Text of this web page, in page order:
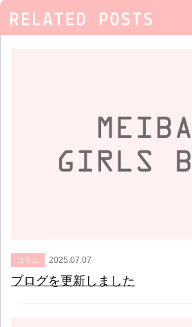
コラム 2025.07.07
ブログを更新しました